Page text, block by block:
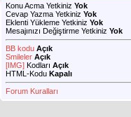
Konu Acma Yetkiniz Yok
Cevap Yazma Yetkiniz Yok
Eklenti Yükleme Yetkiniz Yok
Mesajınızı Değiştirme Yetkiniz Yok
BB kodu Açık
Smileler Açık
[IMG] Kodları Açık
HTML-Kodu Kapalı
Forum Kuralları